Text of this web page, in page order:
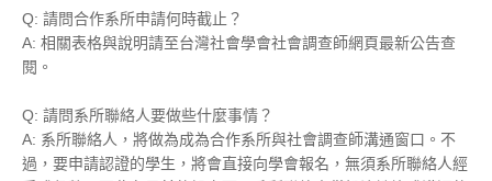
Q: 請問合作系所申請何時截止？
A: 相關表格與說明請至台灣社會學會社會調查師網頁最新公告查
閱。
Q: 請問系所聯絡人要做些什麼事情？
A: 系所聯絡人，將做為成為合作系所與社會調查師溝通窗口。不
過，要申請認證的學生，將會直接向學會報名，無須系所聯絡人經